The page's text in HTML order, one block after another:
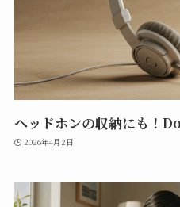
ヘッドホンの収納にも！
2026年4月2日